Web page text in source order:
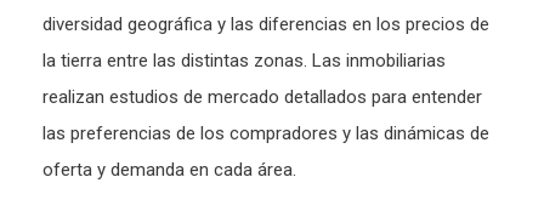
diversidad geográfica y las diferencias en los precios de
la tierra entre las distintas zonas. Las inmobiliarias
realizan estudios de mercado detallados para entender
las preferencias de los compradores y las dinámicas de
oferta y demanda en cada área.